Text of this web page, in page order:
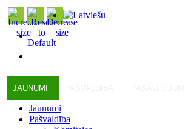
JAUNUMI
Jaunumi
Pašvaldība